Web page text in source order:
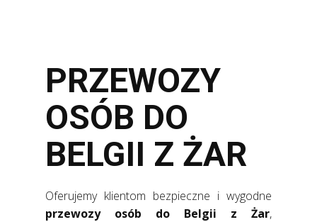
PRZEWOZY
OSÓB DO
BELGII Z ŻAR
Oferujemy klientom bezpieczne i wygodne
przewozy osób do Belgii z Żar,